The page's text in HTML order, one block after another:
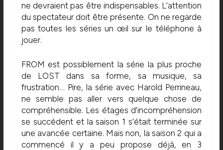
ne devraient pas être indispensables. L’attention
du spectateur doit être présente. On ne regarde
pas toutes les séries un œil sur le téléphone à
jouer.
FROM est possiblement la série la plus proche
de LOST dans sa forme, sa musique, sa
frustration… Pire, la série avec Harold Perrineau,
ne semble pas aller vers quelque chose de
compréhensible. Les étages d’incompréhension
se succèdent et la saison 1 s’était terminée sur
une avancée certaine. Mais non, la saison 2 qui a
commencé il y a peu propose déjà, en 3